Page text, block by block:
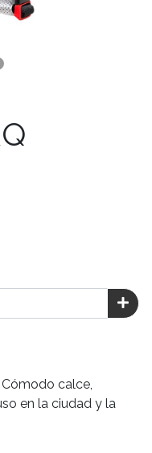
Cómodo calce,
en la ciudad y la